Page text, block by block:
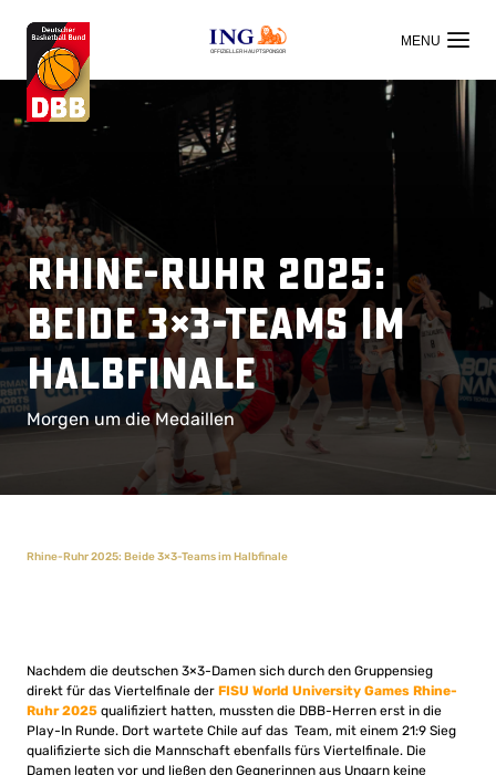
OFFIZIELLER HAUPTSPONSOR
Rhine-Ruhr 2025:
Beide 3×3-Teams im
Halbfinale
Morgen um die Medaillen
Rhine-Ruhr 2025: Beide 3×3-Teams im Halbfinale
Nachdem die deutschen 3×3-Damen sich durch den Gruppensieg
direkt für das Viertelfinale der FISU World University Games Rhine-
Ruhr 2025 qualifiziert hatten, mussten die DBB-Herren erst in die
Play-In Runde. Dort wartete Chile auf das Team, mit einem 21:9 Sieg
qualifizierte sich die Mannschaft ebenfalls fürs Viertelfinale. Die
Damen legten vor und ließen den Gegnerinnen aus Ungarn keine